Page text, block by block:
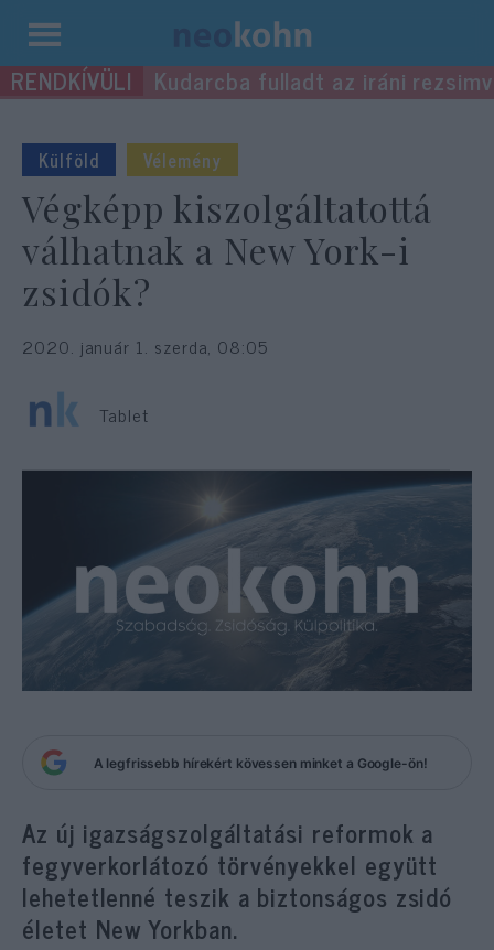
Kilépés
a Kudarcba fulladt az iráni
Külföld Vélemény
Végképp kiszolgáltatottá
válhatnak a New York-i
zsidók?
2020. január 1. szerda, 08:05
Tablet
A legfrissebb hírekért kövessen minket a Google-ön!
Az új igazságszolgáltatási reformok a
fegyverkorlátozó törvényekkel együtt
lehetetlenné teszik a biztonságos zsidó
életet New Yorkban.